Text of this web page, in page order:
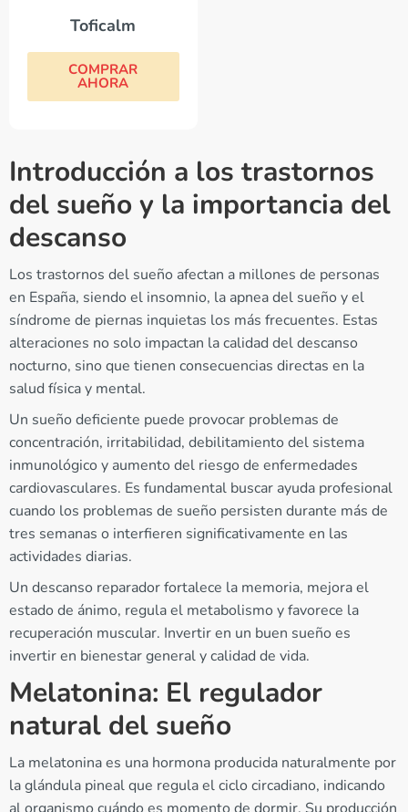
Toficalm
COMPRAR
AHORA
Introducción a los trastornos
del sueño y la importancia del
descanso
Los trastornos del sueño afectan a millones de personas
en España, siendo el insomnio, la apnea del sueño y el
síndrome de piernas inquietas los más frecuentes. Estas
alteraciones no solo impactan la calidad del descanso
nocturno, sino que tienen consecuencias directas en la
salud física y mental.
Un sueño deficiente puede provocar problemas de
concentración, irritabilidad, debilitamiento del sistema
inmunológico y aumento del riesgo de enfermedades
cardiovasculares. Es fundamental buscar ayuda profesional
cuando los problemas de sueño persisten durante más de
tres semanas o interfieren significativamente en las
actividades diarias.
Un descanso reparador fortalece la memoria, mejora el
estado de ánimo, regula el metabolismo y favorece la
recuperación muscular. Invertir en un buen sueño es
invertir en bienestar general y calidad de vida.
Melatonina: El regulador
natural del sueño
La melatonina es una hormona producida naturalmente por
la glándula pineal que regula el ciclo circadiano, indicando